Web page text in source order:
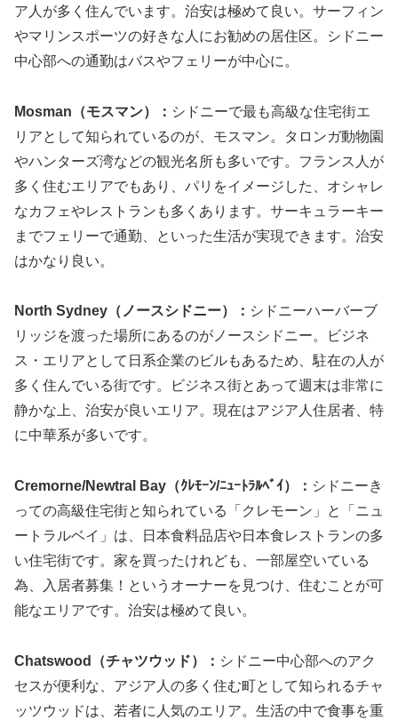
ア人が多く住んでいます。治安は極めて良い。サーフィン
やマリンスポーツの好きな人にお勧めの居住区。シドニー
中心部への通勤はバスやフェリーが中心に。
Mosman（モスマン）： シドニーで最も高級な住宅街エ
リアとして知られているのが、モスマン。タロンガ動物園
やハンターズ湾などの観光名所も多いです。フランス人が
多く住むエリアでもあり、パリをイメージした、オシャレ
なカフェやレストランも多くあります。サーキュラーキー
までフェリーで通勤、といった生活が実現できます。治安
はかなり良い。
North Sydney（ノースシドニー）： シドニーハーバーブ
リッジを渡った場所にあるのがノースシドニー。ビジネ
ス・エリアとして日系企業のビルもあるため、駐在の人が
多く住んでいる街です。ビジネス街とあって週末は非常に
静かな上、治安が良いエリア。現在はアジア人住居者、特
に中華系が多いです。
Cremorne/Newtral Bay（ｸﾚﾓｰﾝ/ﾆｭｰﾄﾗﾙﾍﾞｲ）： シドニーき
っての高級住宅街と知られている「クレモーン」と「ニュ
ートラルベイ」は、日本食料品店や日本食レストランの多
い住宅街です。家を買ったけれども、一部屋空いている
為、入居者募集！というオーナーを見つけ、住むことが可
能なエリアです。治安は極めて良い。
Chatswood（チャツウッド）： シドニー中心部へのアク
セスが便利な、アジア人の多く住む町として知られるチャ
ッツウッドは、若者に人気のエリア。生活の中で食事を重